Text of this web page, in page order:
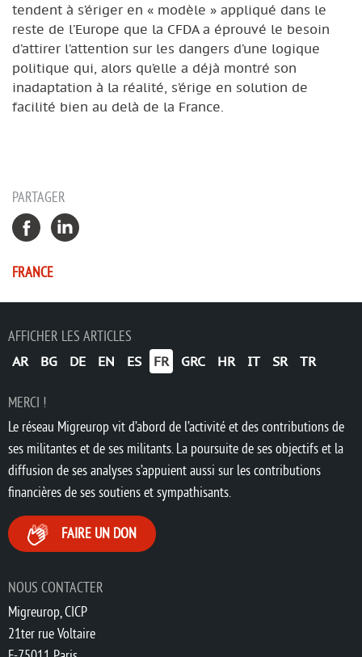
tendent à s’ériger en « modèle » appliqué dans le
reste de l’Europe que la CFDA a éprouvé le besoin
d’attirer l’attention sur les dangers d’une logique
politique qui, alors qu’elle a déjà montré son
inadaptation à la réalité, s’érige en solution de
facilité bien au delà de la France.
PARTAGER
FRANCE
AFFICHER LES ARTICLES
AR BG DE EN ES FR GRC HR IT SR TR
NOUS CONTACTER
Migreurop, CICP
21ter rue Voltaire
MERCI !
Le réseau Migreurop vit d’abord de l’activité et des contributions de
ses militantes et de ses militants. La poursuite de ses objectifs et la
diffusion de ses analyses s’appuient aussi sur les contributions
financières de ses soutiens et sympathisants.
FAIRE UN DON